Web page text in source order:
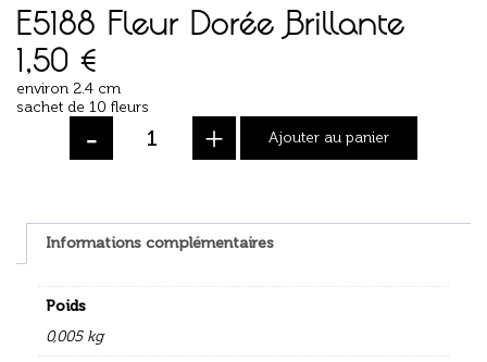
E5188 Fleur Dorée Brillante
1,50 €
environ 2.4 cm
sachet de 10 fleurs
- + Ajouter au panier
Informations complémentaires
Poids
0,005 kg